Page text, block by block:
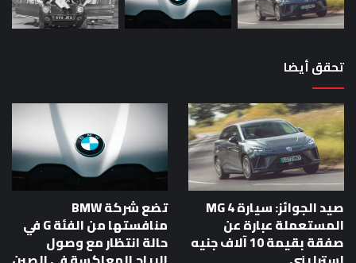
تحقق أيضا
صيد الجوائز: سيارة MG 4
المستعملة عبارة عن
صفقة بقيمة 10 آلاف جنيه
تضع شركة BMW
منافستها من الفئة G في
حالة انتظار مع وصول